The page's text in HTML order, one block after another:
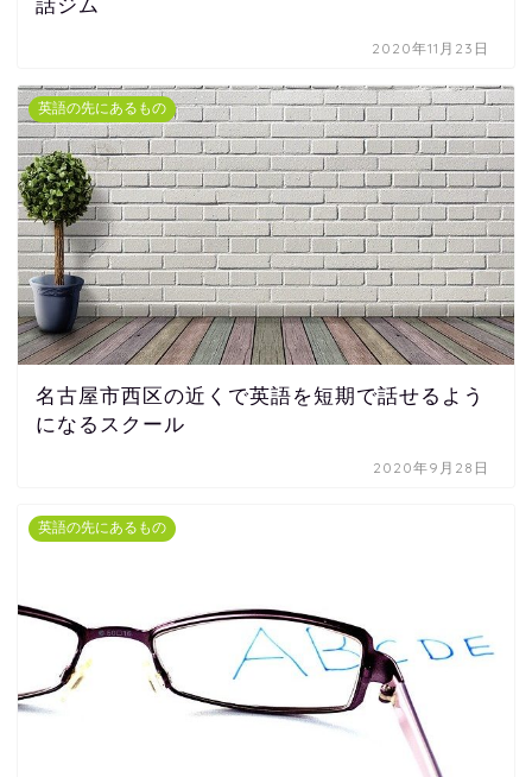
話ジム
2020年11月23日
英語の先にあるもの
名古屋市西区の近くで英語を短期で話せるよう
になるスクール
2020年9月28日
英語の先にあるもの